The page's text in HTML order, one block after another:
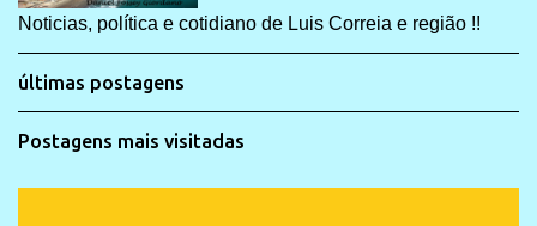
Noticias, política e cotidiano de Luis Correia e região !!
últimas postagens
Postagens mais visitadas